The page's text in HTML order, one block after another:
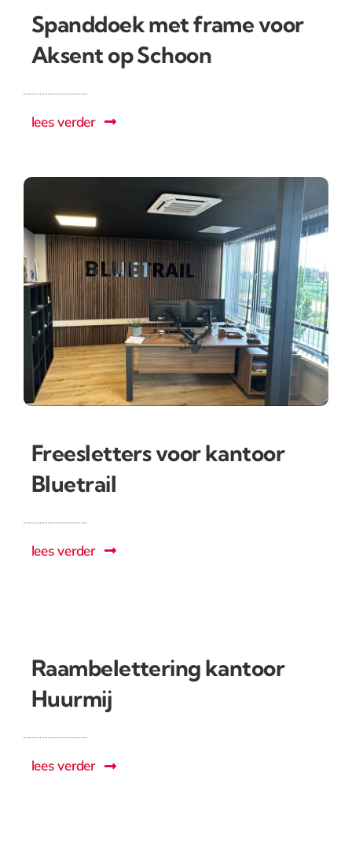
Spanddoek met frame voor
Aksent op Schoon
lees verder
Freesletters voor kantoor
Bluetrail
lees verder
Raambelettering kantoor
Huurmij
lees verder